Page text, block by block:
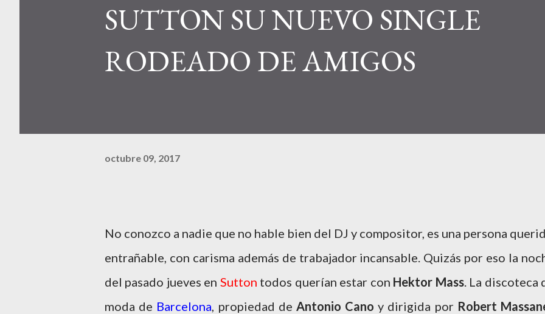
SUTTON SU NUEVO SINGLE
RODEADO DE AMIGOS
octubre 09, 2017
No conozco a nadie que no hable bien del DJ y compositor, es una persona
entrañable, con carisma además de trabajador incansable. Quizás por eso la
del pasado jueves en Sutton todos querían estar con Hektor Mass. La discoteca
moda de Barcelona, propiedad de Antonio Canoy dirigida por Robert